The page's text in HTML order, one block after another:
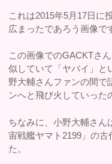
これは2015年5月17日に
広まったであろう画像で
この画像でのGACKTさ
似していて「ヤバイ」と
野大輔さんファンの間で
ンへと飛び火していった
ちなみに、小野大輔さん
宙戦艦ヤマト2199」の
た。